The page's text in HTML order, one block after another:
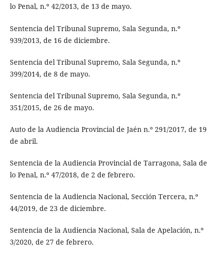
lo Penal, n.º 42/2013, de 13 de mayo.
Sentencia del Tribunal Supremo, Sala Segunda, n.º
939/2013, de 16 de diciembre.
Sentencia del Tribunal Supremo, Sala Segunda, n.º
399/2014, de 8 de mayo.
Sentencia del Tribunal Supremo, Sala Segunda, n.º
351/2015, de 26 de mayo.
Auto de la Audiencia Provincial de Jaén n.º 291/2017, de 19
de abril.
Sentencia de la Audiencia Provincial de Tarragona, Sala de
lo Penal, n.º 47/2018, de 2 de febrero.
Sentencia de la Audiencia Nacional, Sección Tercera, n.º
44/2019, de 23 de diciembre.
Sentencia de la Audiencia Nacional, Sala de Apelación, n.º
3/2020, de 27 de febrero.